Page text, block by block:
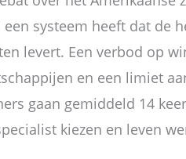
een systeem heeft dat de
levert. Een verbod op
en een limiet
gaan gemiddeld 14
kiezen en leven